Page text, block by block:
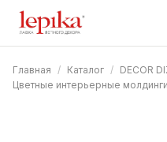
Главная / Каталог / DECOR
Цветные интерьерные молдинги